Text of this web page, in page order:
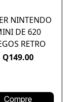
NINTENDO
DE 620
RETRO
Q149.00
Compre